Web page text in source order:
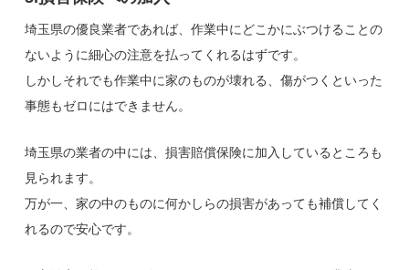
埼玉県の優良業者であれば、作業中にどこかにぶつけることの
ないように細心の注意を払ってくれるはずです。
しかしそれでも作業中に家のものが壊れる、傷がつくといった
事態もゼロにはできません。
埼玉県の業者の中には、損害賠償保険に加入しているところも
見られます。
万が一、家の中のものに何かしらの損害があっても補償してく
れるので安心です。